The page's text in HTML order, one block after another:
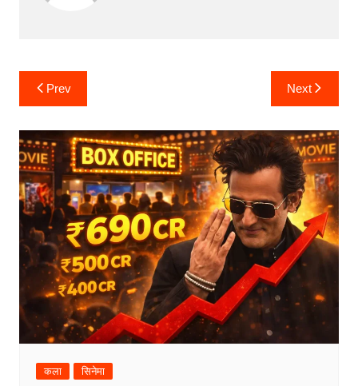
Post
navigation
Prev Next
कला सिनेमा